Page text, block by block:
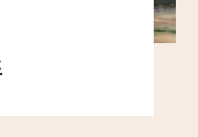
og står i
ute